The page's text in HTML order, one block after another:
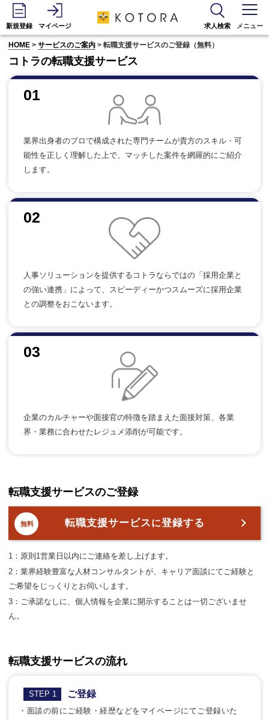
新規登録 マイページ 求人検索 メニュー
HOME >サービスのご案内 > 転職支援サービスのご登録（無料）
コトラの転職支援サービス
01
業界出身者のプロで構成された専門チームが貴方のスキル・可
能性を正しく理解した上で、マッチした案件を網羅的にご紹介
します。
02
人事ソリューションを提供するコトラならではの「採用企業と
の強い連携」によって、スピーディーかつスムーズに採用企業
との調整をおこないます。
03
企業のカルチャーや面接官の特徴を踏まえた面接対策、各業
界・業務に合わせたレジュメ添削が可能です。
転職支援サービスのご登録
無料 転職支援サービスに登録する
1：原則1営業日以内にご連絡を差し上げます。
2：業界経験豊富な人材コンサルタントが、キャリア面談にてご経験と
ご希望をじっくりとお伺いします。
3：ご承諾なしに、個人情報を企業に開示することは一切ございませ
ん。
転職支援サービスの流れ
STEP 1 ご登録
・面談の前にご経験・経歴などをマイページにてご登録いた